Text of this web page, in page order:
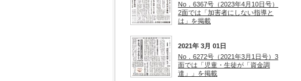
No．6367号（2023年4月10日号）
2面では「加害者にしない指導と
は」を掲載
2021年 3月 01日
No．6272号（2021年3月1日号）3
面では「児童・生徒が「資金調
達」」を掲載